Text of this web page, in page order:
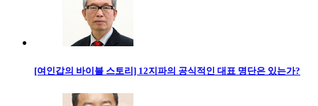
[여인갑의 바이블 스토리] 12지파의 공식적인 대표 명단은 있는가?